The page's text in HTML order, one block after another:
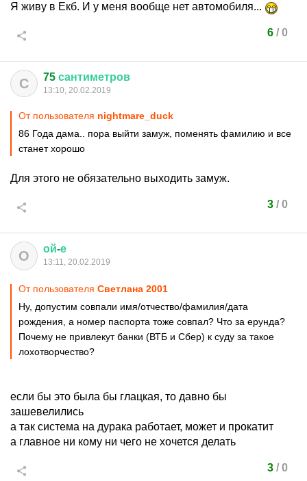
Я живу в Екб. И у меня вообще нет автомобиля...
6/ 0
С 75 сантиметров
13:10, 20.02.2019
От пользователя nightmare_duck
86 Года дама.. пора выйти замуж, поменять фамилию и все
станет хорошо
Для этого не обязательно выходить замуж.
3/ 0
О ой-е
13:11, 20.02.2019
От пользователя Светлана 2001
Ну, допустим совпали имя/отчество/фамилия/дата
рождения, а номер паспорта тоже совпал? Что за ерунда?
Почему не привлекут банки (ВТБ и Сбер) к суду за такое
лохотворчество?
если бы это была бы глацкая, то давно бы
зашевелились
а так система на дурака работает, может и прокатит
а главное ни кому ни чего не хочется делать
3/ 0